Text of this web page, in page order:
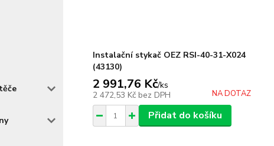
Instalační stykač OEZ RSI-40-31-X024
(43130)
2 991,76 Kč/ks
2 472,53 Kč bez DPH NA DOTAZ
Přidat do košíku